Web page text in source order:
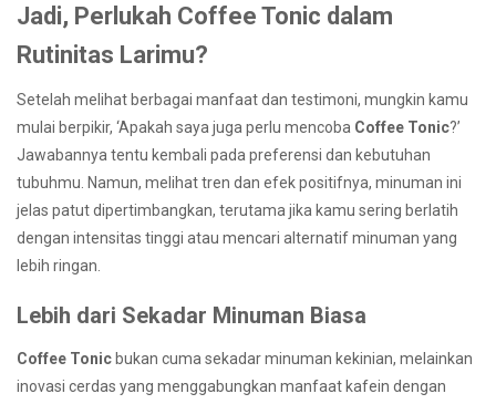
Jadi, Perlukah Coffee Tonic dalam
Rutinitas Larimu?
Setelah melihat berbagai manfaat dan testimoni, mungkin kamu
mulai berpikir, ‘Apakah saya juga perlu mencoba Coffee Tonic?’
Jawabannya tentu kembali pada preferensi dan kebutuhan
tubuhmu. Namun, melihat tren dan efek positifnya, minuman ini
jelas patut dipertimbangkan, terutama jika kamu sering berlatih
dengan intensitas tinggi atau mencari alternatif minuman yang
lebih ringan.
Lebih dari Sekadar Minuman Biasa
Coffee Tonic bukan cuma sekadar minuman kekinian, melainkan
inovasi cerdas yang menggabungkan manfaat kafein dengan